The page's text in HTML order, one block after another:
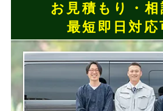
お見積もり・相
最短即日対応